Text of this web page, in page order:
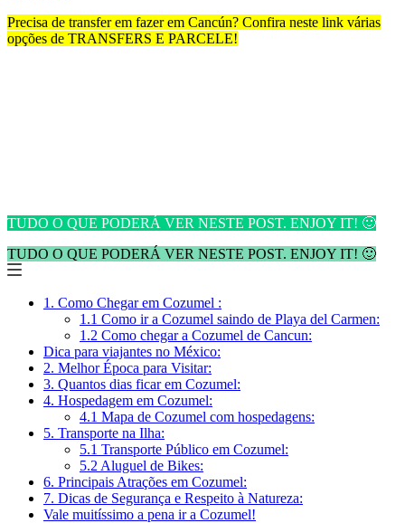
Precisa de transfer em fazer em Cancún? Confira neste link várias
opções de TRANSFERS E PARCELE!
TUDO O QUE PODERÁ VER NESTE POST. ENJOY IT! 🙂
TUDO O QUE PODERÁ VER NESTE POST. ENJOY IT! 🙂
1. Como Chegar em Cozumel :
1.1 Como ir a Cozumel saindo de Playa del Carmen:
1.2 Como chegar a Cozumel de Cancun:
Dica para viajantes no México:
2. Melhor Época para Visitar:
3. Quantos dias ficar em Cozumel:
4. Hospedagem em Cozumel:
4.1 Mapa de Cozumel com hospedagens:
5. Transporte na Ilha:
5.1 Transporte Público em Cozumel:
5.2 Aluguel de Bikes:
6. Principais Atrações em Cozumel:
7. Dicas de Segurança e Respeito à Natureza:
Vale muitíssimo a pena ir a Cozumel!